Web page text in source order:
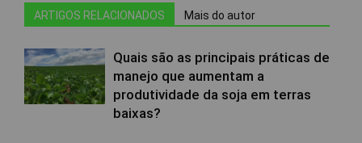
ARTIGOS RELACIONADOS Mais do autor
Quais são as principais práticas de
manejo que aumentam a
produtividade da soja em terras
baixas?